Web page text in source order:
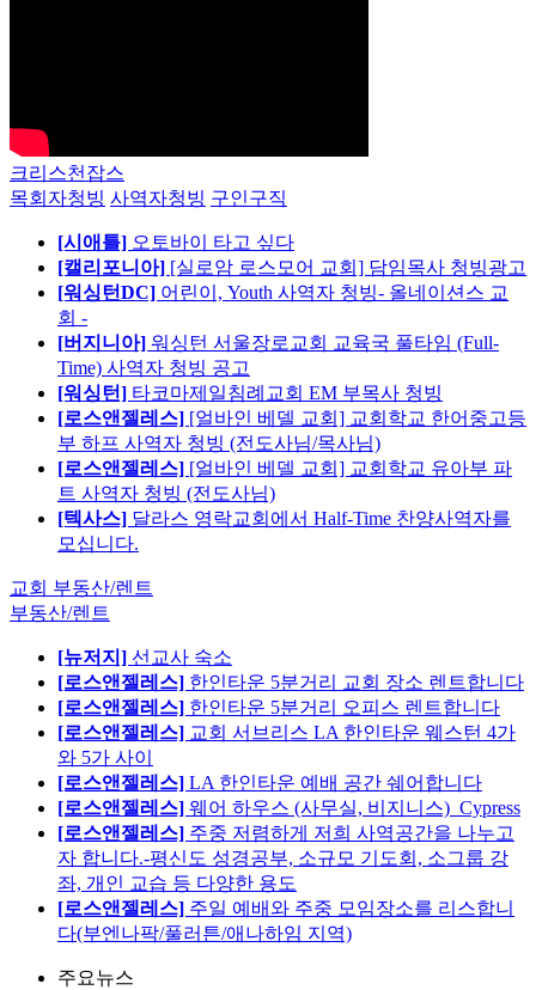
크리스천잡스
목회자청빙 사역자청빙 구인구직
[시애틀] 오토바이 타고 싶다
[캘리포니아] [실로암 로스모어 교회] 담임목사 청빙광고
[워싱턴DC] 어린이, Youth 사역자 청빙- 올네이션스 교
회 -
[버지니아] 워싱턴 서울장로교회 교육국 풀타임 (Full-
Time) 사역자 청빙 공고
[워싱턴] 타코마제일침례교회 EM 부목사 청빙
[로스앤젤레스] [얼바인 베델 교회] 교회학교 한어중고등
부 하프 사역자 청빙 (전도사님/목사님)
[로스앤젤레스] [얼바인 베델 교회] 교회학교 유아부 파
트 사역자 청빙 (전도사님)
[텍사스] 달라스 영락교회에서 Half-Time 찬양사역자를
모십니다.
교회 부동산/렌트
부동산/렌트
[뉴저지] 선교사 숙소
[로스앤젤레스] 한인타운 5분거리 교회 장소 렌트합니다
[로스앤젤레스] 한인타운 5분거리 오피스 렌트합니다
[로스앤젤레스] 교회 서브리스 LA 한인타운 웨스턴 4가
와 5가 사이
[로스앤젤레스] LA 한인타운 예배 공간 쉐어합니다
[로스앤젤레스] 웨어 하우스 (사무실, 비지니스)_Cypress
[로스앤젤레스] 주중 저렴하게 저희 사역공간을 나누고
자 합니다.-평신도 성경공부, 소규모 기도회, 소그룹 강
좌, 개인 교습 등 다양한 용도
[로스앤젤레스] 주일 예배와 주중 모임장소를 리스합니
다(부엔나팍/풀러튼/애나하임 지역)
주요뉴스